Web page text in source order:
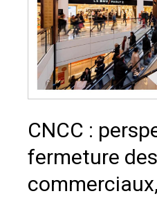
CNCC :
fermeture